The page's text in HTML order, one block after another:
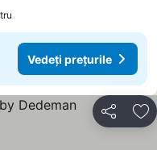
Vedeți prețurile
Distribuiți